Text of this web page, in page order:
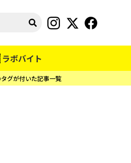
ラボバイト
タグが付いた記事一覧